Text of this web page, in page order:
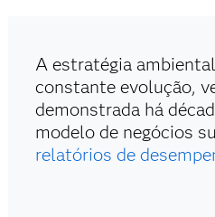
A estratégia
constante evolução,
demonstrada há
modelo de negócios
relatórios de